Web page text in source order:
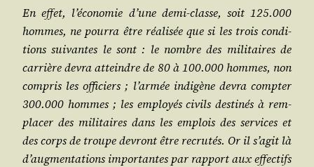
En effet, l’économie d’une demi-classe, soit 125.000
hommes, ne pour­ra être réa­li­sée que si les trois condi­
tions sui­vantes le sont : le nombre des mili­taires de
car­rière devra atteindre de 80 à 100.000 hommes, non
com­pris les offi­ciers ; l’armée indi­gène devra comp­ter
300.000 hommes ; les employés civils des­ti­nés à rem­
pla­cer des mili­taires dans les emplois des ser­vices et
des corps de troupe devront être recru­tés. Or il s’agit là
d’augmentations impor­tantes par rap­port aux effec­tifs